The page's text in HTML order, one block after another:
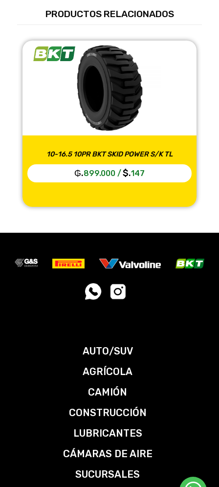
PRODUCTOS RELACIONADOS
10-16.5 10PR BKT SKID POWER S/K TL
₲.899.000/$.147
AUTO/SUV
AGRÍCOLA
CAMIÓN
CONSTRUCCIÓN
LUBRICANTES
CÁMARAS DE AIRE
SUCURSALES